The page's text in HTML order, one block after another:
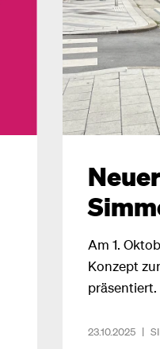
Am 1.
Konzept
23.10.2025 |